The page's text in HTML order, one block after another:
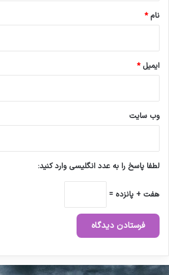
نام*
ایمیل*
وب‌ سایت
لطفا پاسخ را به عدد انگلیسی وارد کنید:
هفت + پانزده =